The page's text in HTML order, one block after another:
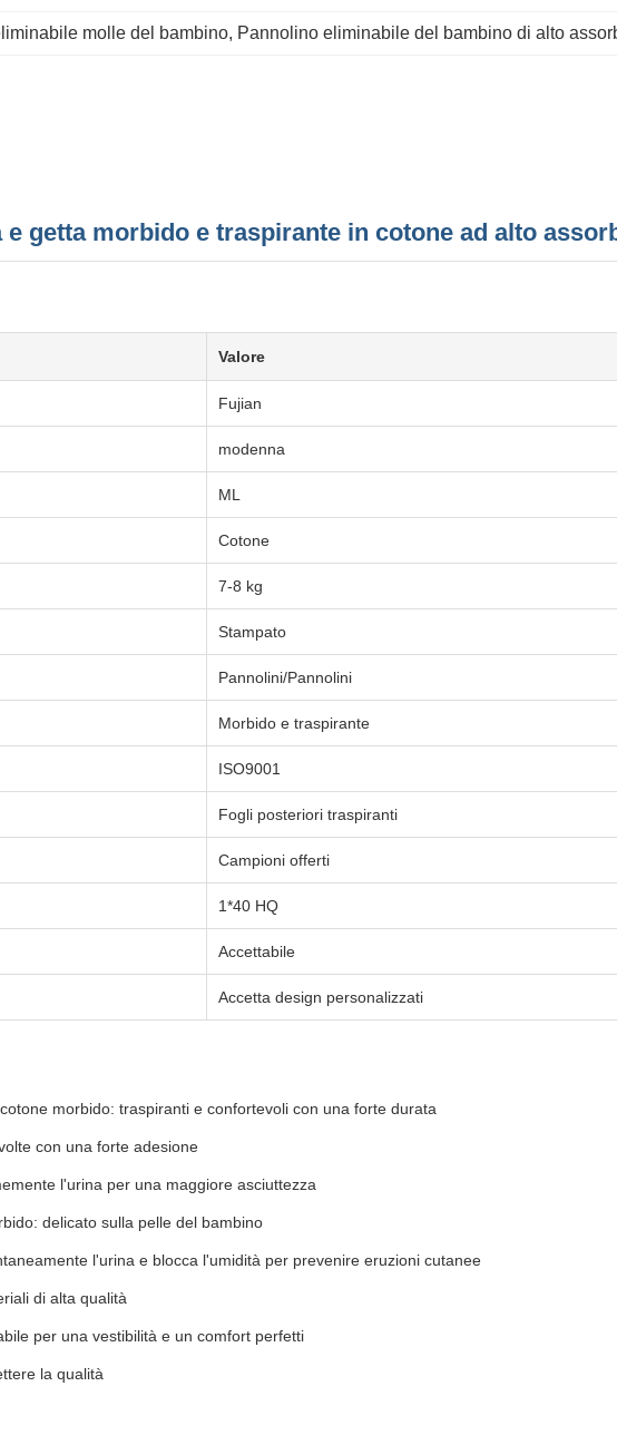
molle del bambino, Pannolino eliminabile del bambino di alto
getta morbido e traspirante in cotone ad alto
Valore
Fujian
modenna
ML
Cotone
7-8 kg
Stampato
Pannolini/Pannolini
Morbido e traspirante
ISO9001
Fogli posteriori traspiranti
Campioni offerti
1*40 HQ
Accettabile
Accetta design personalizzati
morbido: traspiranti e confortevoli con una forte durata
con una forte adesione
l'urina per una maggiore asciuttezza
delicato sulla pelle del bambino
l'urina e blocca l'umidità per prevenire eruzioni cutanee
di alta qualità
per una vestibilità e un comfort perfetti
la qualità